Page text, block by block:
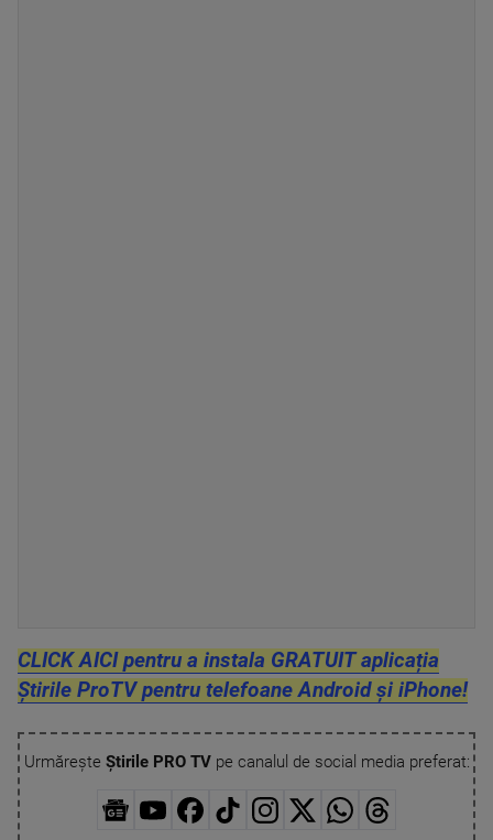
CLICK AICI pentru a instala GRATUIT aplicația
Știrile ProTV pentru telefoane Android și iPhone!
Urmărește Știrile PRO TVpe canalul de social media preferat: